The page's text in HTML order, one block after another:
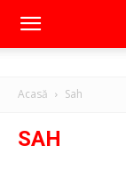
Acasă Sah
SAH